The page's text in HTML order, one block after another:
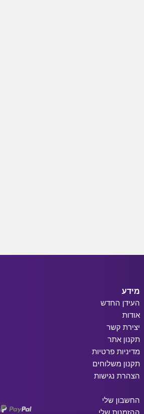
מידע
העידן החדש
אודות
יצירת קשר
תקנון אתר
מדיניות פרטיות
תקנון משלוחים
הצהרת נגישות
החשבון שלי